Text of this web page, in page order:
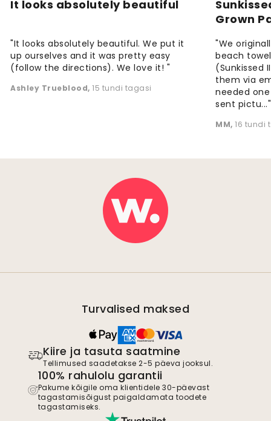
It looks absolutely beautiful
"It looks absolutely beautiful. We put it
up ourselves and it was pretty easy
(follow the directions). We love it! "
Ashley Trueblood, 15 tundi tagasi
Grown
"We
beach
(Sunkissed
them via
needed
sent pictu..."
MM, 16 tundi
Turvalised maksed
Kiire ja tasuta saatmine
Tellimused saadetakse 2-5 päeva jooksul.
100% rahulolu garantii
Pakume kõigile oma klientidele 30-päevast
tagastamisõigust paigaldamata toodete
tagastamiseks.